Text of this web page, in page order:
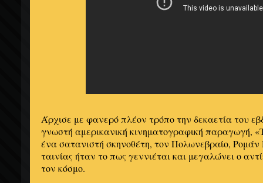
Άρχισε με φανερό πλέον τρόπο την δεκαετία του
γνωστή αμερικανική κινηματογραφική παραγωγή,
ένα σατανιστή σκηνοθέτη, τον Πολωνεβραίο,
ταινίας ήταν το πως γεννιέται και μεγαλώνει ο
τον κόσμο.